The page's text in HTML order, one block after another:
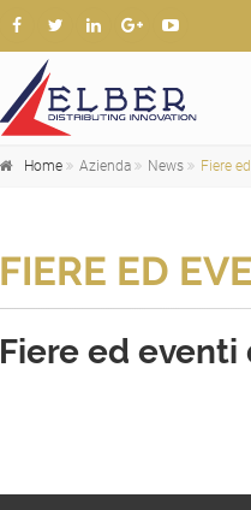
Home Azienda News Fiere
FIERE ED
Fiere ed